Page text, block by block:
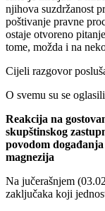
njihova suzdržanost
poštivanje pravne
ostaje otvoreno
tome, možda i na
Cijeli razgovor
O svemu su se
Reakcija na
skupštinskog
povodom
magnezija
Na jučerašnjem
zaključaka koji